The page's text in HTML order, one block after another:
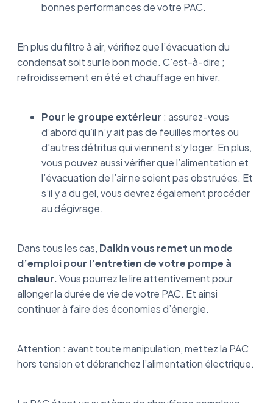
bonnes performances de votre PAC.
En plus du filtre à air, vérifiez que l’évacuation du
condensat soit sur le bon mode. C’est-à-dire ;
refroidissement en été et chauffage en hiver.
Pour le groupe extérieur : assurez-vous
d’abord qu’il n’y ait pas de feuilles mortes ou
d'autres détritus qui viennent s’y loger. En plus,
vous pouvez aussi vérifier que l’alimentation et
l’évacuation de l’air ne soient pas obstruées. Et
s’il y a du gel, vous devrez également procéder
au dégivrage.
Dans tous les cas, Daikin vous remet un mode
d’emploi pour l’entretien de votre pompe à
chaleur.Vous pourrez le lire attentivement pour
allonger la durée de vie de votre PAC. Et ainsi
continuer à faire des économies d’énergie.
Attention : avant toute manipulation, mettez la PAC
hors tension et débranchez l’alimentation électrique.